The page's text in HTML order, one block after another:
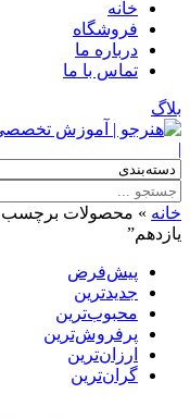
خانه
فروشگاه
درباره ما
تماس با ما
بلاگ
|
خانه » محصولات برچسب
یازدهم”
پیش‌فرض
جدیدترین
محبوب‌ترین
پرفروش‌ترین
ارزان‌ترین
گران‌ترین